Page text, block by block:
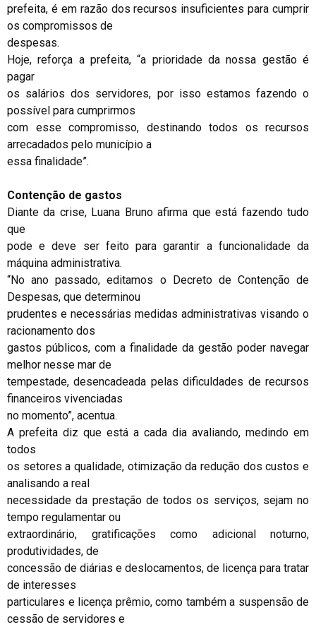
prefeita, é em razão dos recursos insuficientes para cumprir
os compromissos de
despesas.
Hoje, reforça a prefeita, “a prioridade da nossa gestão é
pagar
os salários dos servidores, por isso estamos fazendo o
possível para cumprirmos
com esse compromisso, destinando todos os recursos
arrecadados pelo município a
essa finalidade”.
Contenção de gastos
Diante da crise, Luana Bruno afirma que está fazendo tudo
que
pode e deve ser feito para garantir a funcionalidade da
máquina administrativa.
“No ano passado, editamos o Decreto de Contenção de
Despesas, que determinou
prudentes e necessárias medidas administrativas visando o
racionamento dos
gastos públicos, com a finalidade da gestão poder navegar
melhor nesse mar de
tempestade, desencadeada pelas dificuldades de recursos
financeiros vivenciadas
no momento”, acentua.
A prefeita diz que está a cada dia avaliando, medindo em
todos
os setores a qualidade, otimização da redução dos custos e
analisando a real
necessidade da prestação de todos os serviços, sejam no
tempo regulamentar ou
extraordinário, gratificações como adicional noturno,
produtividades, de
concessão de diárias e deslocamentos, de licença para tratar
de interesses
particulares e licença prêmio, como também a suspensão de
cessão de servidores e